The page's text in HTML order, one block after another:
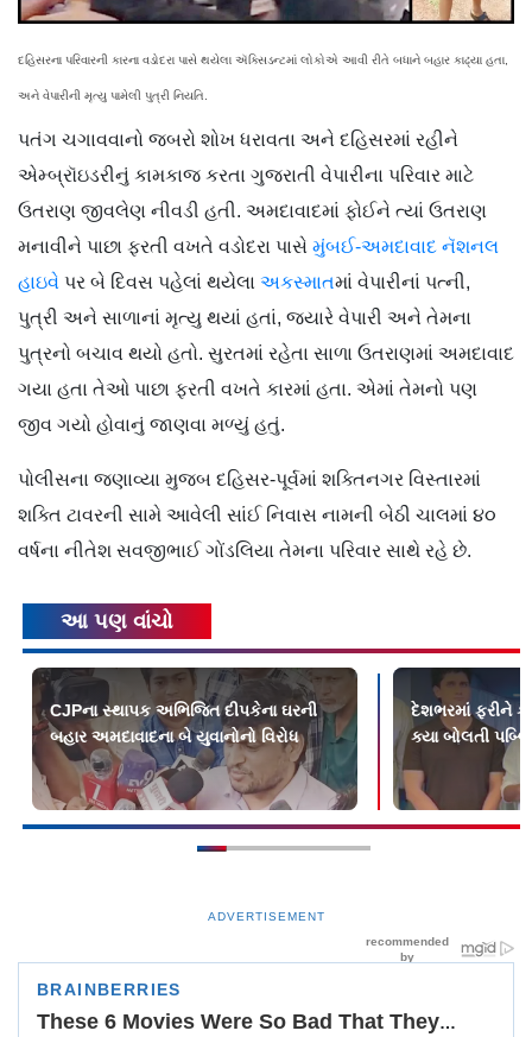
દહિસરના પરિવારની કારના વડોદરા પાસે થયેલા ઍક્સિડન્ટમાં લોકોએ આવી રીતે બધાને બહાર કાઢ્યા હતા,
અને વેપારીની મૃત્યુ પામેલી પુત્રી નિયતિ.
પતંગ ચગાવવાનો જબરો શોખ ધરાવતા અને દહિસરમાં રહીને
એમ્બ્રૉઇડરીનું કામકાજ કરતા ગુજરાતી વેપારીના પરિવાર માટે
ઉતરાણ જીવલેણ નીવડી હતી. અમદાવાદમાં ફોઈને ત્યાં ઉતરાણ
મનાવીને પાછા ફરતી વખતે વડોદરા પાસે મુંબઈ-અમદાવાદ નૅશનલ
હાઇવે પર બે દિવસ પહેલાં થયેલા અકસ્માતમાં વેપારીનાં પત્ની,
પુત્રી અને સાળાનાં મૃત્યુ થયાં હતાં, જ્યારે વેપારી અને તેમના
પુત્રનો બચાવ થયો હતો. સુરતમાં રહેતા સાળા ઉતરાણમાં અમદાવાદ
ગયા હતા તેઓ પાછા ફરતી વખતે કારમાં હતા. એમાં તેમનો પણ
જીવ ગયો હોવાનું જાણવા મળ્યું હતું.
પોલીસના જણાવ્યા મુજબ દહિસર-પૂર્વમાં શક્તિનગર વિસ્તારમાં
શક્તિ ટાવરની સામે આવેલી સાંઈ નિવાસ નામની બેઠી ચાલમાં ૪૦
વર્ષના નીતેશ સવજીભાઈ ગોંડલિયા તેમના પરિવાર સાથે રહે છે.
આ પણ વાંચો
CJPના સ્થાપક અભિજિત દીપકેના ઘરની
બહાર અમદાવાદના બે યુવાનોનો વિરોધ
દેશભરમાં ફરીને
ક્યા બોલતી
ADVERTISEMENT